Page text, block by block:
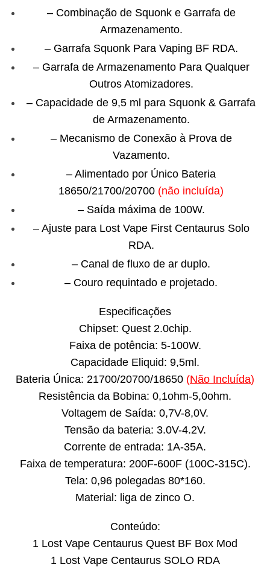
– Combinação de Squonk e Garrafa de
Armazenamento.
– Garrafa Squonk Para Vaping BF RDA.
– Garrafa de Armazenamento Para Qualquer
Outros Atomizadores.
– Capacidade de 9,5 ml para Squonk & Garrafa
de Armazenamento.
– Mecanismo de Conexão à Prova de
Vazamento.
– Alimentado por Único Bateria
18650/21700/20700 (não incluída)
– Saída máxima de 100W.
– Ajuste para Lost Vape First Centaurus Solo
RDA.
– Canal de fluxo de ar duplo.
– Couro requintado e projetado.
Especificações
Chipset: Quest 2.0chip.
Faixa de potência: 5-100W.
Capacidade Eliquid: 9,5ml.
Bateria Única: 21700/20700/18650 (Não Incluída)
Resistência da Bobina: 0,1ohm-5,0ohm.
Voltagem de Saída: 0,7V-8,0V.
Tensão da bateria: 3.0V-4.2V.
Corrente de entrada: 1A-35A.
Faixa de temperatura: 200F-600F (100C-315C).
Tela: 0,96 polegadas 80*160.
Material: liga de zinco O.
Conteúdo:
1 Lost Vape Centaurus Quest BF Box Mod
1 Lost Vape Centaurus SOLO RDA